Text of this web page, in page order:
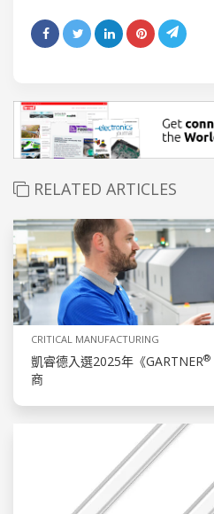
RELATED ARTICLES
CRITICAL MANUFACTURING
凱睿德入選2025年《GARTNER®
商